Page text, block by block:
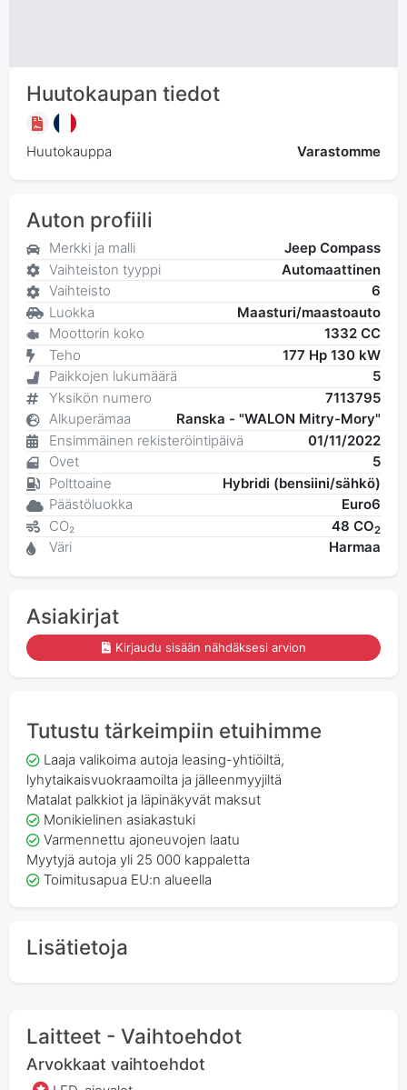
Huutokaupan tiedot
Huutokauppa Varastomme
Auton profiili
Merkki ja malli
Jeep Compass
Vaihteiston tyyppi
Automaattinen
Vaihteisto
6
Luokka
Maasturi/maastoauto
Moottorin koko
1332 CC
Teho
177 Hp 130 kW
Paikkojen lukumäärä
5
Yksikön numero
7113795
Alkuperämaa
Ranska - "WALON Mitry-Mory"
Ensimmäinen rekisteröintipäivä
01/11/2022
Ovet
5
Polttoaine
Hybridi (bensiini/sähkö)
Päästöluokka
Euro6
CO₂
48 CO2
Väri Harmaa
Asiakirjat
Kirjaudu sisään nähdäksesi arvion
Tutustu tärkeimpiin etuihimme
Laaja valikoima autoja leasing-yhtiöiltä,
lyhytaikaisvuokraamoilta ja jälleenmyyjiltä
Matalat palkkiot ja läpinäkyvät maksut
Monikielinen asiakastuki
Varmennettu ajoneuvojen laatu
Myytyjä autoja yli 25 000 kappaletta
Toimitusapua EU:n alueella
Lisätietoja
Laitteet - Vaihtoehdot
Arvokkaat vaihtoehdot